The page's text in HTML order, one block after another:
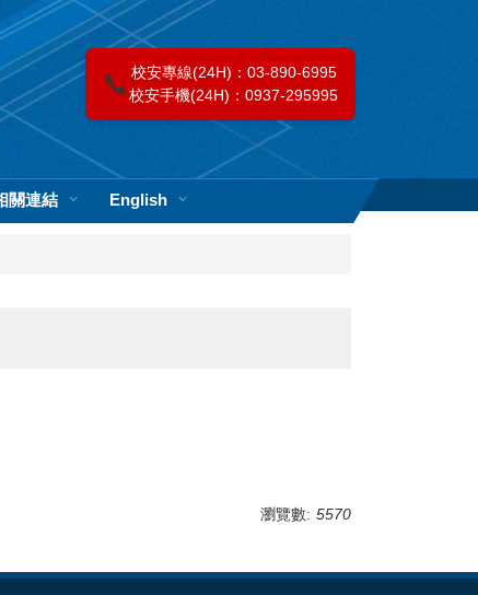
📞 校安專線(24H)：03-890-6995
校安手機(24H)：0937-295995
關連結 English
瀏覽數: 5570